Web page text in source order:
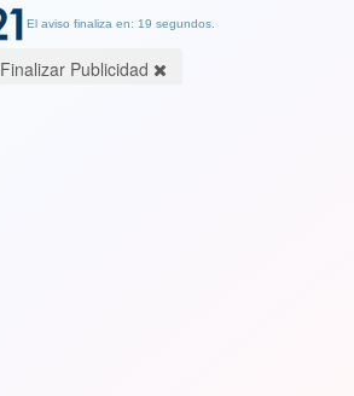
El aviso finaliza en: 19 segundos.
Finalizar Publicidad